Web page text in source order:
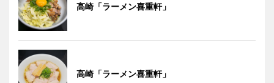
高崎「ラーメン喜重軒」
高崎「ラーメン喜重軒」